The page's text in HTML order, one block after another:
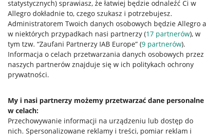
statystycznych) sprawiasz, że łatwiej będzie odnaleźć Ci w
Allegro dokładnie to, czego szukasz i potrzebujesz.
Administratorem Twoich danych osobowych będzie Allegro a
w niektórych przypadkach nasi partnerzy (17 partnerów), w
tym tzw. “Zaufani Partnerzy IAB Europe” (9 partnerów).
Informacja o celach przetwarzania danych osobowych przez
naszych partnerów znajduje się w ich politykach ochrony
prywatności.
My i nasi partnerzy możemy przetwarzać dane personalne
w celach:
Przechowywanie informacji na urządzeniu lub dostęp do
nich. Spersonalizowane reklamy i treści, pomiar reklam i
Przydatne informacje
Jak to działa
Allegro Gadane dla sprzedających
Allegro Gadane dla kupujących